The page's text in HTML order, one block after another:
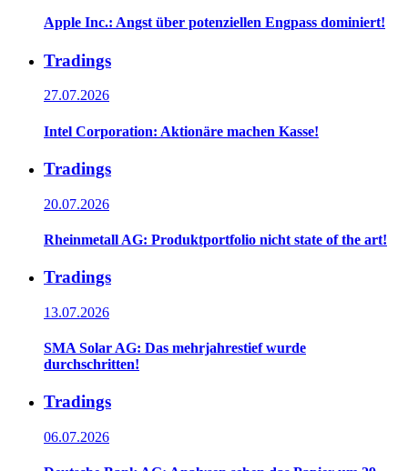
Apple Inc.: Angst über potenziellen Engpass dominiert!
Tradings
27.07.2026
Intel Corporation: Aktionäre machen Kasse!
Tradings
20.07.2026
Rheinmetall AG: Produktportfolio nicht state of the art!
Tradings
13.07.2026
SMA Solar AG: Das mehrjahrestief wurde
durchschritten!
Tradings
06.07.2026